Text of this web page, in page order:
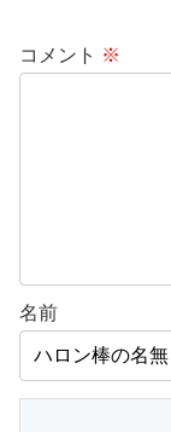
コメント ※
名前